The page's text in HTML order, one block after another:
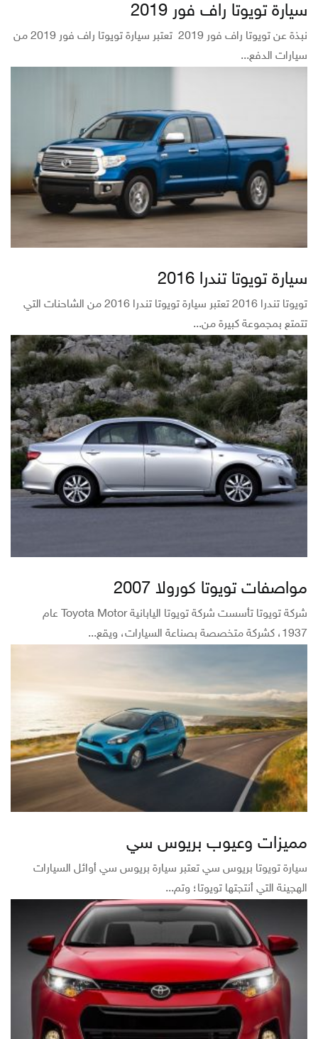
سيارة تويوتا راف فور 2019
نبذة عن تويوتا راف فور 2019 تعتبر سيارة تويوتا راف فور 2019 من
سيارات الدفع...
سيارة تويوتا تندرا 2016
تويوتا تندرا 2016 تعتبر سيارة تويوتا تندرا 2016 من الشاحنات التي
تتمتع بمجموعة كبيرة من...
مواصفات تويوتا كورولا 2007
شركة تويوتا تأسست شركة تويوتا اليابانية Toyota Motor عام
1937، كشركة متخصصة بصناعة السيارات، ويقع...
مميزات وعيوب بريوس سي
سيارة تويوتا بريوس سي تعتبر سيارة بريوس سي أوائل السيارات
الهجينة التي أنتجتها تويوتا؛ وتم...